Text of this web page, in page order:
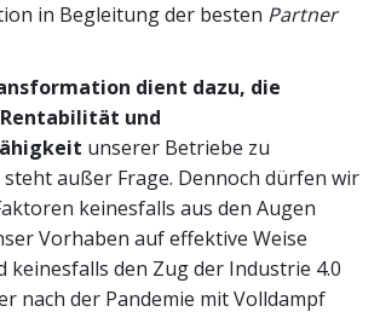
in Begleitung der besten Partner
dient dazu, die
und
unserer Betriebe zu
außer Frage. Dennoch dürfen wir
keinesfalls aus den Augen
Vorhaben auf effektive Weise
keinesfalls den Zug der Industrie 4.0
nach der Pandemie mit Volldampf